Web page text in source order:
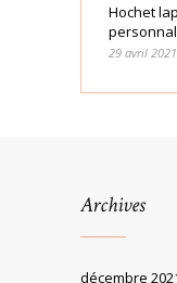
Hochet
29 avril 2021
Archives
décembre